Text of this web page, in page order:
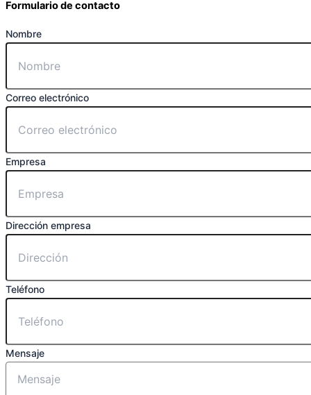
Formulario de contacto
Nombre
Correo electrónico
Empresa
Dirección empresa
Teléfono
Mensaje